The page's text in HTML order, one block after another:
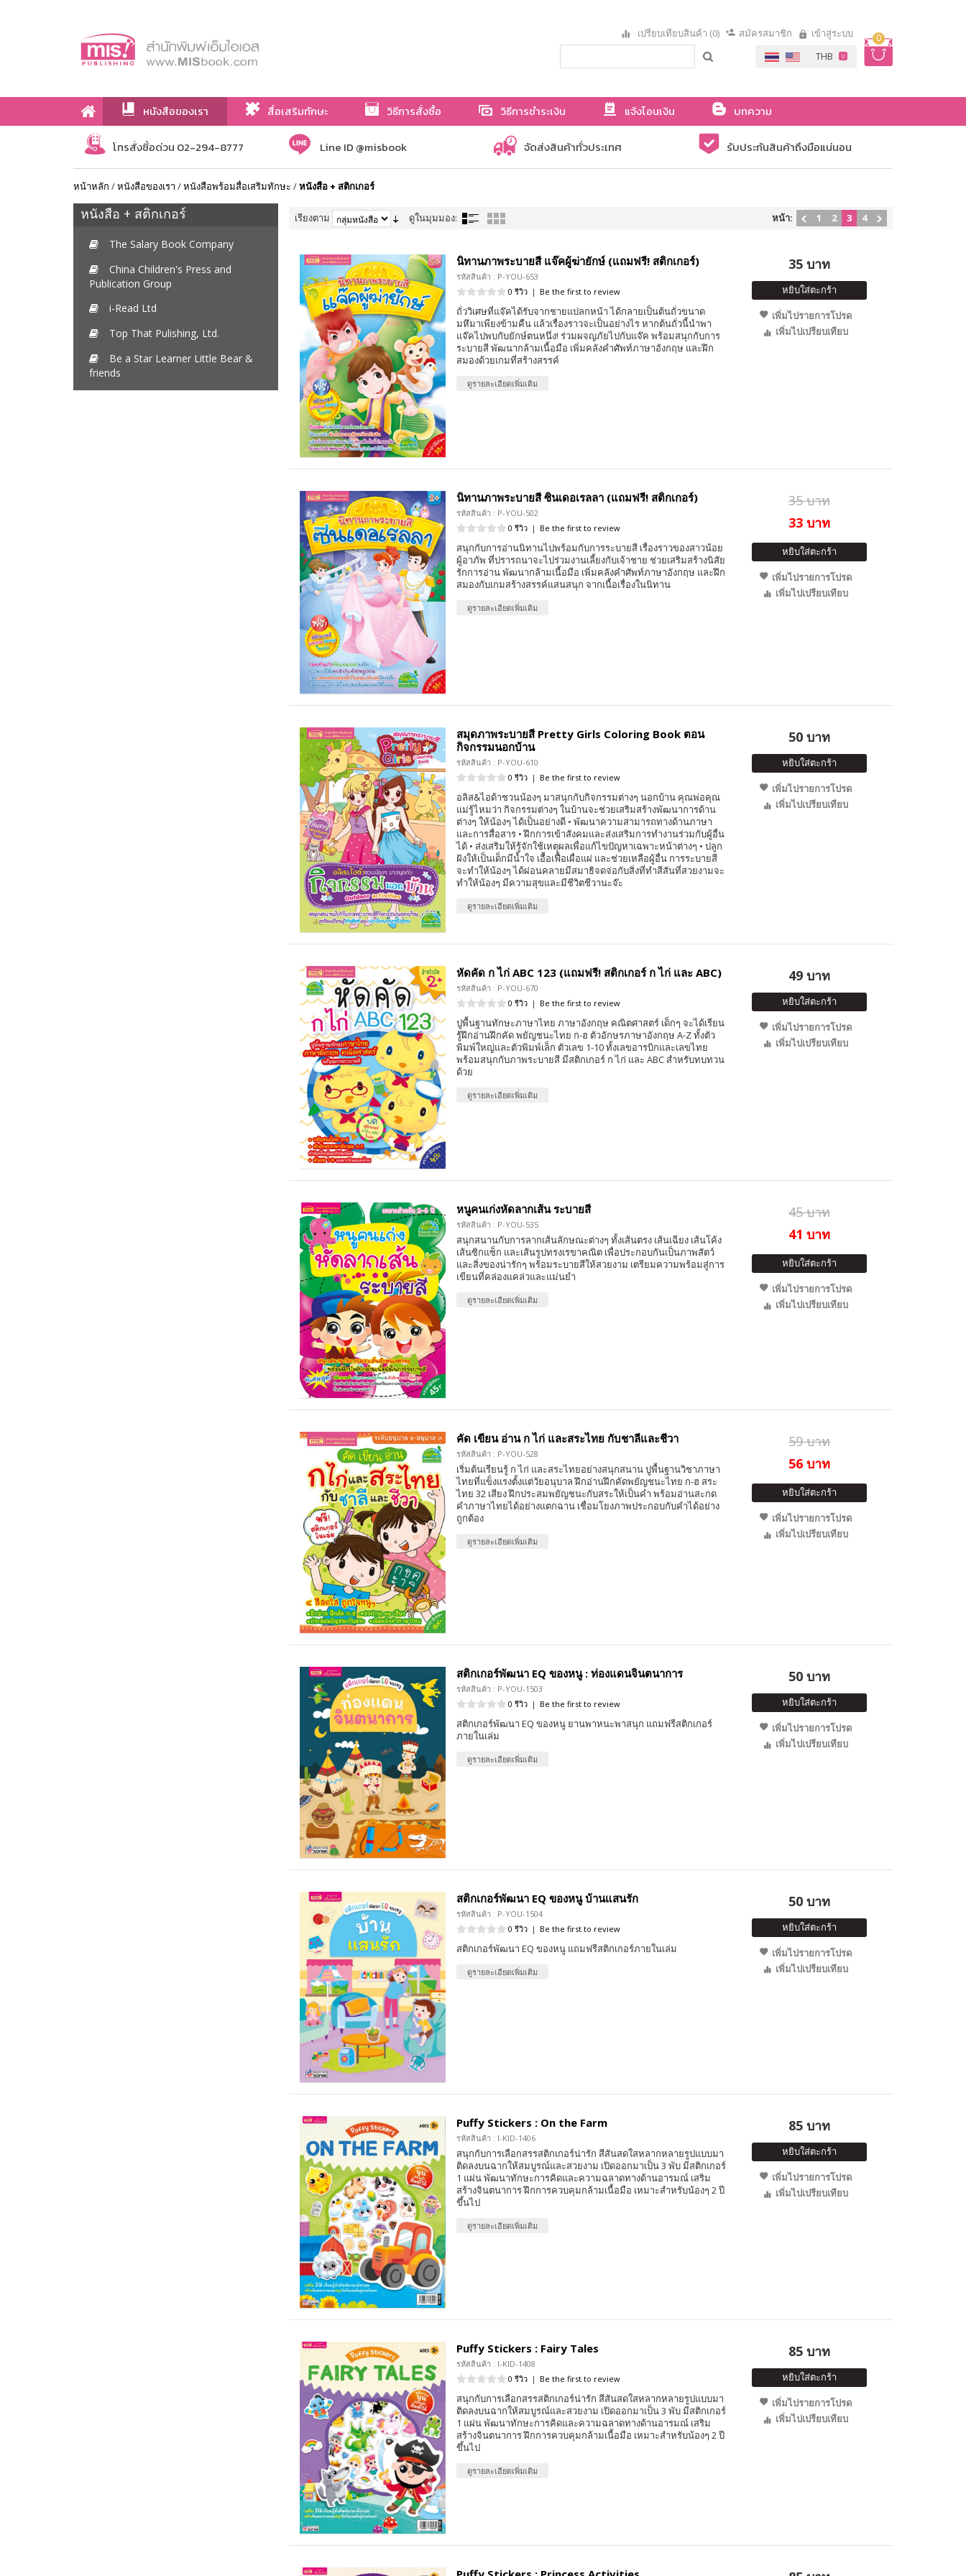
0
เปรียบเทียบสินค้า (0) สมัครสมาชิก เข้าสู่ระบบ
หนังสือของเรา สื่อเสริมทักษะ วิธีการสั่งซื้อ วิธีการชำระเงิน แจ้งโอนเงิน
บทความ
เกี่ยวกับเรา
โทรสั่งซื้อด่วน 02-294-8777 Line ID @misbook จัดส่งสินค้าทั่วประเทศ รับประกันสินค้าถึงมือแน่นอน
หน้าหลัก /หนังสือของเรา /หนังสือพร้อมสื่อเสริมทักษะ /หนังสือ + สติกเกอร์
หนังสือ + สติกเกอร์
The Salary Book Company
China Children's Press and
Publication Group
i-Read Ltd
Top That Pulishing, Ltd.
Be a Star Learner Little Bear &
friends
เรียงตาม ดูในมุมมอง: หน้า: 1 2 3 4
นิทานภาพระบายสี แจ๊คผู้ฆ่ายักษ์ (แถมฟรี! สติกเกอร์)
รหัสสินค้า : P-YOU-653
0 รีวิว | Be the first to review
ถั่ววิเศษที่แจ๊คได้รับจากชายแปลกหน้า ได้กลายเป็นต้นถั่วขนาด
มหึมาเพียงข้ามคืน แล้วเรื่องราวจะเป็นอย่างไร หากต้นถั่วนี้นำพา
แจ๊คไปพบกับยักษ์ตนหนึ่ง! ร่วมผจญภัยไปกับแจ๊ค พร้อมสนุกกับการ
ระบายสี พัฒนากล้ามเนื้อมือ เพิ่มคลังคำศัพท์ภาษาอังกฤษ และฝึก
สมองด้วยเกมที่สร้างสรรค์
ดูรายละเอียดเพิ่มเติม
35 บาท
หยิบใส่ตะกร้า
เพิ่มไปรายการโปรด
เพิ่มไปเปรียบเทียบ
นิทานภาพระบายสี ซินเดอเรลลา (แถมฟรี! สติกเกอร์)
รหัสสินค้า : P-YOU-502
0 รีวิว | Be the first to review
สนุกกับการอ่านนิทานไปพร้อมกับการระบายสี เรื่องราวของสาวน้อย
ผู้อาภัพ ที่ปรารถนาจะไปร่วมงานเลี้ยงกับเจ้าชาย ช่วยเสริมสร้างนิสัย
รักการอ่าน พัฒนากล้ามเนื้อมือ เพิ่มคลังคำศัพท์ภาษาอังกฤษ และฝึก
สมองกับเกมสร้างสรรค์แสนสนุก จากเนื้อเรื่องในนิทาน
ดูรายละเอียดเพิ่มเติม
35 บาท
33 บาท
หยิบใส่ตะกร้า
เพิ่มไปรายการโปรด
เพิ่มไปเปรียบเทียบ
สมุดภาพระบายสี Pretty Girls Coloring Book ตอน
กิจกรรมนอกบ้าน
รหัสสินค้า : P-YOU-610
0 รีวิว | Be the first to review
อลิส&ไอด้าชวนน้องๆ มาสนุกกับกิจกรรมต่างๆ นอกบ้าน คุณพ่อคุณ
แม่รู้ไหมว่า กิจกรรมต่างๆ ในบ้านจะช่วยเสริมสร้างพัฒนาการด้าน
ต่างๆ ให้น้องๆ ได้เป็นอย่างดี • พัฒนาความสามารถทางด้านภาษา
และการสื่อสาร • ฝึกการเข้าสังคมและส่งเสริมการทำงานร่วมกับผู้อื่น
ได้ • ส่งเสริมให้รู้จักใช้เหตุผลเพื่อแก้ไขปัญหาเฉพาะหน้าต่างๆ • ปลูก
ฝังให้เป็นเด็กมีน้ำใจ เอื้อเฟื้อเผื่อแผ่ และช่วยเหลือผู้อื่น การระบายสี
จะทำให้น้องๆ ได้ผ่อนคลายมีสมาธิจดจ่อกับสิ่งที่ทำสีสันที่สวยงามจะ
ทำให้น้องๆ มีความสุขและมีชีวิตชีวานะจ๊ะ
ดูรายละเอียดเพิ่มเติม
50 บาท
หยิบใส่ตะกร้า
เพิ่มไปรายการโปรด
เพิ่มไปเปรียบเทียบ
หัดคัด ก ไก่ ABC 123 (แถมฟรี! สติกเกอร์ ก ไก่ และ ABC)
รหัสสินค้า : P-YOU-670
0 รีวิว | Be the first to review
ปูพื้นฐานทักษะภาษาไทย ภาษาอังกฤษ คณิตศาสตร์ เด็กๆ จะได้เรียน
รู้ฝึกอ่านฝึกคัด พยัญชนะไทย ก-ฮ ตัวอักษรภาษาอังกฤษ A-Z ทั้งตัว
พิมพ์ใหญ่และตัวพิมพ์เล็ก ตัวเลข 1-10 ทั้งเลขอารบิกและเลขไทย
พร้อมสนุกกับภาพระบายสี มีสติกเกอร์ ก ไก่ และ ABC สำหรับทบทวน
ด้วย
ดูรายละเอียดเพิ่มเติม
49 บาท
หยิบใส่ตะกร้า
เพิ่มไปรายการโปรด
เพิ่มไปเปรียบเทียบ
หนูคนเก่งหัดลากเส้น ระบายสี
รหัสสินค้า : P-YOU-535
สนุกสนานกับการลากเส้นลักษณะต่างๆ ทั้งเส้นตรง เส้นเฉียง เส้นโค้ง
เส้นซิกแซ็ก และเส้นรูปทรงเรขาคณิต เพื่อประกอบกันเป็นภาพสัตว์
และสิ่งของน่ารักๆ พร้อมระบายสีให้สวยงาม เตรียมความพร้อมสู่การ
เขียนที่คล่องแคล่วและแม่นยำ
ดูรายละเอียดเพิ่มเติม
45 บาท
41 บาท
หยิบใส่ตะกร้า
เพิ่มไปรายการโปรด
เพิ่มไปเปรียบเทียบ
คัด เขียน อ่าน ก ไก่ และสระไทย กับชาลีและชีวา
รหัสสินค้า : P-YOU-528
เริ่มต้นเรียนรู้ ก ไก่ และสระไทยอย่างสนุกสนาน ปูพื้นฐานวิชาภาษา
ไทยที่แข็งแรงตั้งแต่วัยอนุบาล ฝึกอ่านฝึกคัดพยัญชนะไทย ก-ฮ สระ
ไทย 32 เสียง ฝึกประสมพยัญชนะกับสระให้เป็นคำ พร้อมอ่านสะกด
คำภาษาไทยได้อย่างแตกฉาน เชื่อมโยงภาพประกอบกับคำได้อย่าง
ถูกต้อง
ดูรายละเอียดเพิ่มเติม
59 บาท
56 บาท
หยิบใส่ตะกร้า
เพิ่มไปรายการโปรด
เพิ่มไปเปรียบเทียบ
สติกเกอร์พัฒนา EQ ของหนู : ท่องแดนจินตนาการ
รหัสสินค้า : P-YOU-1503
0 รีวิว | Be the first to review
สติกเกอร์พัฒนา EQ ของหนู ยานพาหนะพาสนุก แถมฟรีสติกเกอร์
ภายในเล่ม
ดูรายละเอียดเพิ่มเติม
50 บาท
หยิบใส่ตะกร้า
เพิ่มไปรายการโปรด
เพิ่มไปเปรียบเทียบ
สติกเกอร์พัฒนา EQ ของหนู บ้านแสนรัก
รหัสสินค้า : P-YOU-1504
0 รีวิว | Be the first to review
สติกเกอร์พัฒนา EQ ของหนู แถมฟรีสติกเกอร์ภายในเล่ม
ดูรายละเอียดเพิ่มเติม
50 บาท
หยิบใส่ตะกร้า
เพิ่มไปรายการโปรด
เพิ่มไปเปรียบเทียบ
Puffy Stickers : On the Farm
รหัสสินค้า : I-KID-1406
สนุกกับการเลือกสรรสติกเกอร์น่ารัก สีสันสดใสหลากหลายรูปแบบมา
ติดลงบนฉากให้สมบูรณ์และสวยงาม เปิดออกมาเป็น 3 พับ มีสติกเกอร์
1 แผ่น พัฒนาทักษะการคิดและความฉลาดทางด้านอารมณ์ เสริม
สร้างจินตนาการ ฝึกการควบคุมกล้ามเนื้อมือ เหมาะสำหรับน้องๆ 2 ปี
ขึ้นไป
ดูรายละเอียดเพิ่มเติม
85 บาท
หยิบใส่ตะกร้า
เพิ่มไปรายการโปรด
เพิ่มไปเปรียบเทียบ
Puffy Stickers : Fairy Tales
รหัสสินค้า : I-KID-1408
0 รีวิว | Be the first to review
สนุกกับการเลือกสรรสติกเกอร์น่ารัก สีสันสดใสหลากหลายรูปแบบมา
ติดลงบนฉากให้สมบูรณ์และสวยงาม เปิดออกมาเป็น 3 พับ มีสติกเกอร์
1 แผ่น พัฒนาทักษะการคิดและความฉลาดทางด้านอารมณ์ เสริม
สร้างจินตนาการ ฝึกการควบคุมกล้ามเนื้อมือ เหมาะสำหรับน้องๆ 2 ปี
ขึ้นไป
ดูรายละเอียดเพิ่มเติม
85 บาท
หยิบใส่ตะกร้า
เพิ่มไปรายการโปรด
เพิ่มไปเปรียบเทียบ